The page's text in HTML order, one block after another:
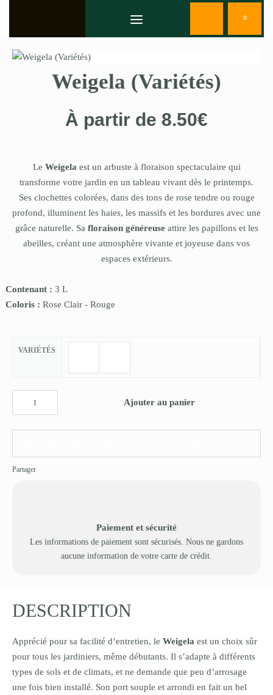
0
Weigela (Variétés)
À partir de 8.50€
Le Weigelaest un arbuste à floraison spectaculaire qui
transforme votre jardin en un tableau vivant dès le printemps.
Ses clochettes colorées, dans des tons de rose tendre ou rouge
profond, illuminent les haies, les massifs et les bordures avec une
grâce naturelle. Sa floraison généreuseattire les papillons et les
abeilles, créant une atmosphère vivante et joyeuse dans vos
espaces extérieurs.
Contenant : 3 L
Coloris : Rose Clair - Rouge
VARIÉTÉS
Ajouter au panier
Partager
Paiement et sécurité
Les informations de paiement sont sécurisés. Nous ne gardons
aucune information de votre carte de crédit.
DESCRIPTION
Apprécié pour sa facilité d’entretien, le Weigela est un choix sûr
pour tous les jardiniers, même débutants. Il s’adapte à différents
types de sols et de climats, et ne demande que peu d’arrosage
une fois bien installé. Son port souple et arrondi en fait un bel